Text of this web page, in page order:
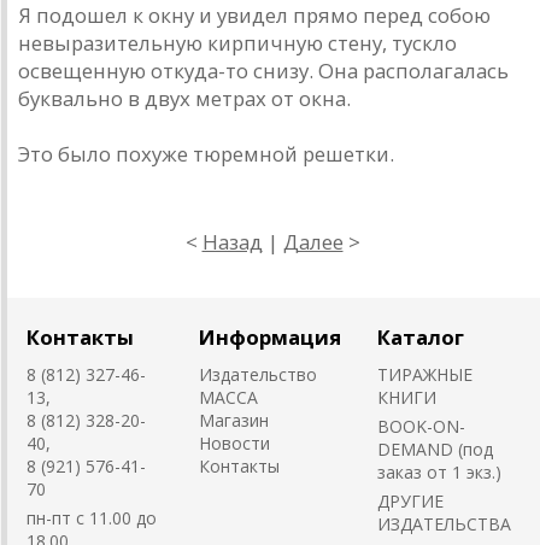
Я подошел к окну и увидел прямо перед собою
невыразительную кирпичную стену, тускло
освещенную откуда-то снизу. Она располагалась
буквально в двух метрах от окна.
Это было похуже тюремной решетки.
< Назад | Далее >
Контакты
8 (812) 327-46-
13,
8 (812) 328-20-
40,
8 (921) 576-41-
70
пн-пт с 11.00 до
Информация
Издательство
MACCA
Магазин
Новости
Контакты
Каталог
ТИРАЖНЫЕ
КНИГИ
BOOK-ON-
DEMAND (под
заказ от 1 экз.)
ДРУГИЕ
ИЗДАТЕЛЬСТВА